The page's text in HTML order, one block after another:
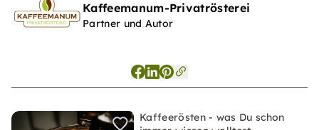
Kaffeemanum-Privatrösterei
Partner und Autor
Kaffeerösten - was Du schon